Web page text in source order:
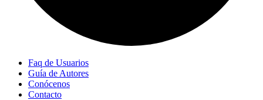
Faq de Usuarios
Guía de Autores
Conócenos
Contacto